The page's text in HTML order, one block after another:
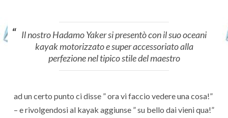
Il nostro Hadamo Yaker si presentò con il suo oceani
kayak motorizzato e super accessoriato alla
perfezione nel tipico stile del maestro
ad un certo punto ci disse ” ora vi faccio vedere una cosa!”
– e rivolgendosi al kayak aggiunse ” su bello dai vieni qua!”